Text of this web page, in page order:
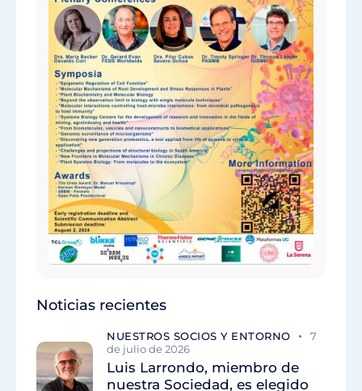
Noticias recientes
NUESTROS SOCIOS Y ENTORNO
7
de julio de 2026
Luis Larrondo, miembro de
nuestra Sociedad, es elegido